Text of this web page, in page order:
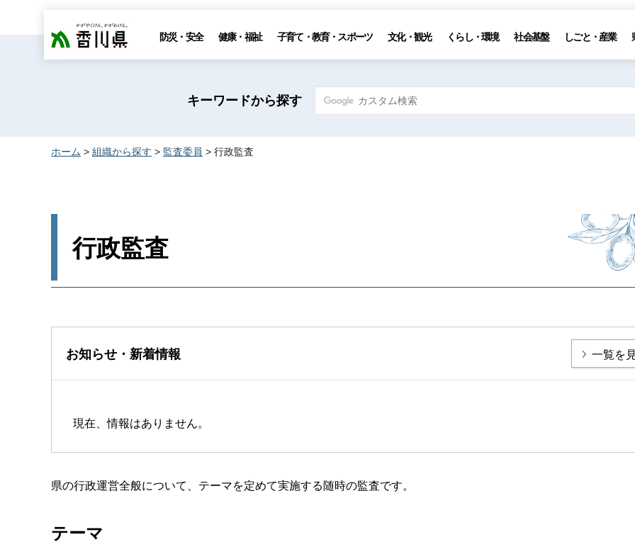
香川県 防災・安全 健康・福祉 子育て・教育・スポーツ 文化・観光 くらし・環境 社会基盤 しごと・産業
キーワードから探す
ホーム > 組織から探す > 監査委員 > 行政監査
行政監査
お知らせ・新着情報 一覧を
現在、情報はありません。
県の行政運営全般について、テーマを定めて実施する随時の監査です。
テーマ